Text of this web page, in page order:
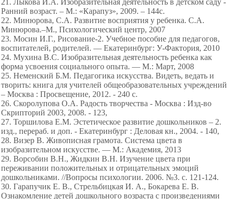
21. Лыкова И.А. Изобразительная деятельность в детском саду -
Ранний возраст. – М.: «Карапуз», 2009. – 144с.
22. Минюрова, С.А. Развитие восприятия у ребенка. С.А.
Минюрова.–М., Психологический центр, 2007
23. Мосин И.Г., Рисование-2. Учебное пособие для педагогов,
воспитателей, родителей. — Екатеринбург: У-Фактория, 2010
24. Мухина В.С. Изобразительная деятельность ребенка как
форма усвоения социального опыта. — М.: Март, 2008
25. Неменский Б.М. Педагогика искусства. Видеть, ведать и
творить: книга для учителей общеобразовательных учреждений
– Москва : Просвещение, 2012. - 240 с.
26. Скоролупова О.А. Радость творчества - Москва : Изд-во
Скрипторий 2003, 2008. - 123,
27. Торшилова Е.М. Эстетическое развитие дошкольников – 2.
изд., перераб. и доп. - Екатеринбург : Деловая кн., 2004. - 140,
28. Визер В. Живописная грамота. Система цвета в
изобразительном искусстве. — М.: Академия, 2013
29. Ворсобин В.Н., Жидкин В.Н. Изучение цвета при
переживании положительных и отрицательных эмоций
дошкольниками. //Вопросы психологии. 2006. №3. с. 121-124.
30. Гарапучик Е. В., Стрельбицкая И. А., Бокарева Е. В.
Ознакомление детей дошкольного возраста с произведениями